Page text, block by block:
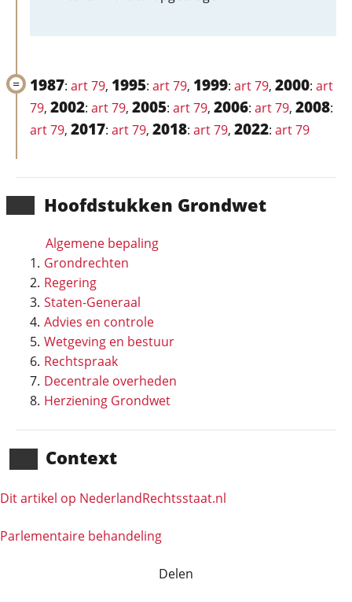
Hoofd­stukken Grondwet
Algemene bepaling
Grondrechten
Regering
Staten-Generaal
Advies en controle
Wetgeving en bestuur
Rechtspraak
Decentrale overheden
Herziening Grondwet
Context
Dit artikel op NederlandRechts­staat.nl
Parlementaire behandeling
1987: art 79, 1995: art 79, 1999: art 79, 2000: art
79, 2002: art 79, 2005: art 79, 2006: art 79, 2008:
art 79, 2017: art 79, 2018: art 79, 2022: art 79
Delen